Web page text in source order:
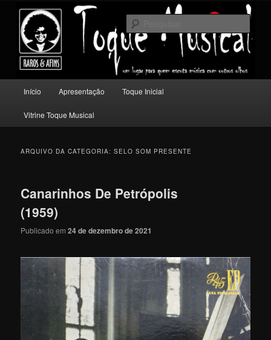
conteúdo
principal
conteúdo
secundário
Toque Musical
Um lugar para quem escuta música com outros olhos.
principal
Início Apresentação Toque Inicial
Vitrine Toque Musical
ARQUIVO DA CATEGORIA:SELO SOM PRESENTE
Canarinhos De Petrópolis
(1959)
Publicado em24 de dezembro de 2021